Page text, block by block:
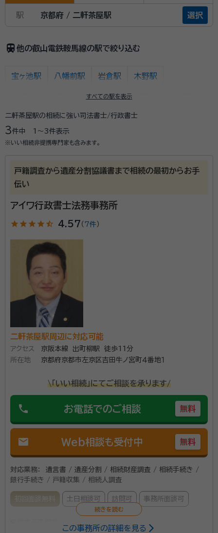
駅 京都府 / 二軒茶屋駅 選択
train 他の叡山電鉄鞍馬線の駅で絞り込む
すべての駅を表示
宝ヶ池駅 八幡前駅 岩倉駅 木野駅
二軒茶屋駅 市原駅
貴船口駅 鞍馬駅
二軒茶屋駅の相続に強い司法書士/行政書士
3件中 1〜3件表示
※いい相続非提携専門家も含みます。
戸籍調査から遺産分割協議書まで相続の最初からお手
伝い
アイワ行政書士法務事務所
star star star star star_half 4.57 （ 7件 ）
二軒茶屋駅周辺に対応可能
アクセス
京阪本線 出町柳駅 徒歩11分
所在地
京都府京都市左京区吉田牛ノ宮町４番地１
\「いい相続」にてご相談を承ります/
phone お電話でのご相談 無料
mail Web相談も受付中 無料
対応業務：
遺言書 / 遺産分割 / 相続財産調査 / 相続手続き /
銀行手続き / 戸籍収集 / 相続人調査
初回面談無料 土日相談可 訪問可 事務所面談可
この事務所の詳細を見る